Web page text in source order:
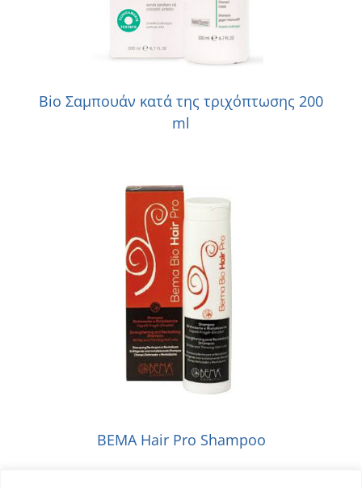
Bio Σαμπουάν κατά της τριχόπτωσης 200
ml
BEMA Hair Pro Shampoo